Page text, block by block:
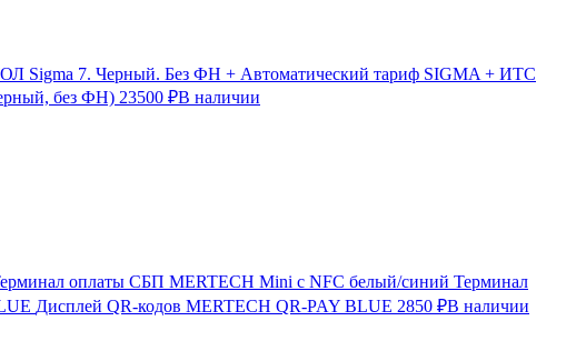
Sigma 7. Черный. Без ФН + Автоматический тариф SIGMA + ИТС
без ФН) 23500 ₽В наличии
Терминал
Дисплей QR-кодов MERTECH QR-PAY BLUE 2850 ₽В наличии